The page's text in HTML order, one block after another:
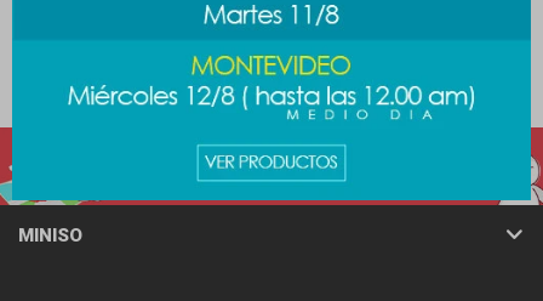
389
MINISO